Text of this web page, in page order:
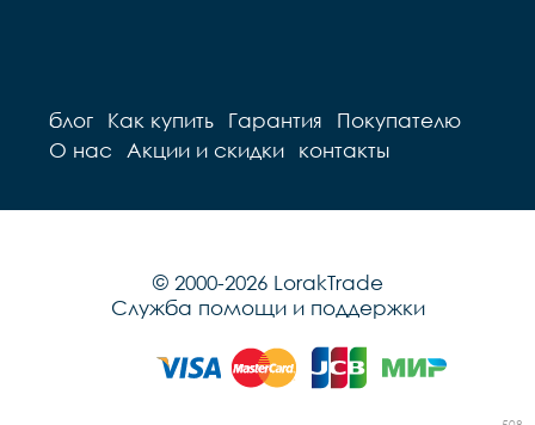
блог Как купить Гарантия
Покупателю
О нас
Акции и скидки контакты
© 2000-2026 LorakTrade
Служба помощи и поддержки